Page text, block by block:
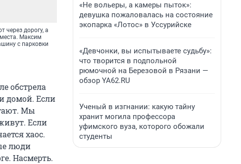
через дорогу, а
Максим
с парковки
обстрела
домой. Если
Мы
Если
хаос.
люди
Насмерть.
«Не вольеры, а камеры пыток»:
девушка пожаловалась на состояние
экопарка «Лотос» в Уссурийске
«Девчонки, вы испытываете судьбу»:
что творится в подпольной
рюмочной на Березовой в Рязани —
обзор YA62.RU
Ученый в изгнании: какую тайну
хранит могила профессора
уфимского вуза, которого обожали
студенты